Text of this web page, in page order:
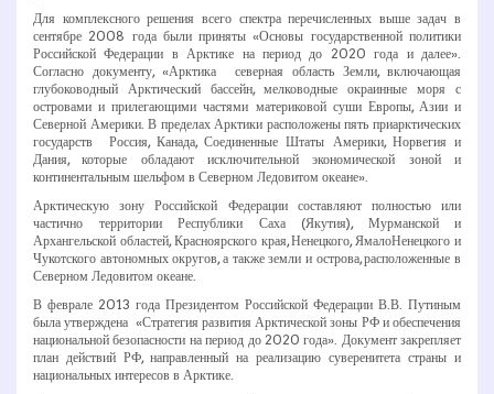
Для комплексного решения всего спектра перечисленных выше задач в
сентябре 2008 года были приняты «Основы государственной политики
Российской Федерации в Арктике на период до 2020 года и далее».
Согласно документу, «Арктика ­ северная область Земли, включающая
глубоководный Арктический бассейн, мелководные окраинные моря с
островами и прилегающими частями материковой суши Европы, Азии и
Северной Америки. В пределах Арктики расположены пять приарктических
государств ­ Россия, Канада, Соединенные Штаты Америки, Норвегия и
Дания, которые обладают исключительной экономической зоной и
континентальным шельфом в Северном Ледовитом океане».
Арктическую зону Российской Федерации составляют полностью или
частично территории Республики Саха (Якутия), Мурманской и
Архангельской областей, Красноярского края, Ненецкого, Ямало­Ненецкого и
Чукотского автономных округов, а также земли и острова, расположенные в
Северном Ледовитом океане.
В феврале 2013 года Президентом Российской Федерации В.В. Путиным
была утверждена «Стратегия развития Арктической зоны РФ и обеспечения
национальной безопасности на период до 2020 года». Документ закрепляет
план действий РФ, направленный на реализацию суверенитета страны и
национальных интересов в Арктике.